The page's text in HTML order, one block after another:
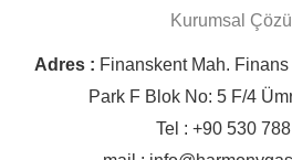
Kurumsal
Adres : Finanskent Mah.
Park F Blok No: 5 F/4
Tel : +90 530